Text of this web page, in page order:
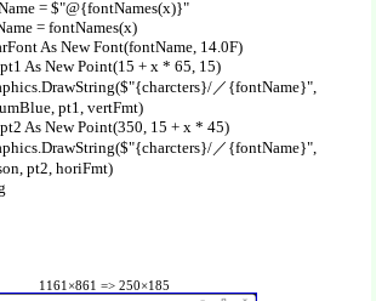
$"@{fontNames(x)}"
fontNames(x)
New Font(fontName, 14.0F)
Point(15 + x * 65, 15)
／{fontName}",
pt1, vertFmt)
Point(350, 15 + x * 45)
／{fontName}",
pt2, horiFmt)
1161×861 => 250×185